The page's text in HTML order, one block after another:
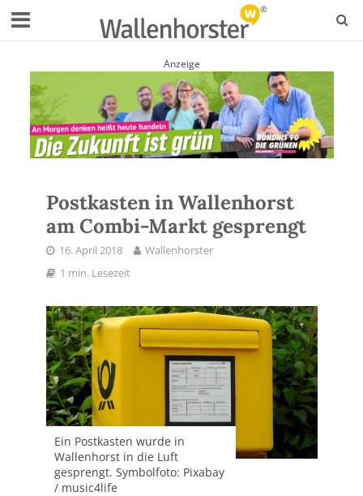
Anzeige
Postkasten in Wallenhorst
am Combi-Markt gesprengt
16. April 2018
Wallenhorster
1 min. Lesezeit
Ein Postkasten wurde in
Wallenhorst in die Luft
gesprengt. Symbolfoto: Pixabay
/ music4life